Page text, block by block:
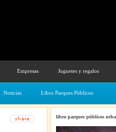
Empresas Juguetes y regalos
Noticias Libro Parques Públicos
libro parques públicos